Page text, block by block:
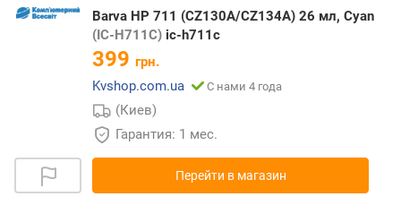
Barva HP 711 (CZ130A/CZ134A) 26 мл, Cyan
(IC-H711C) ic-h711c
399 грн.
Kvshop.com.ua
С нами 4 года
(Киев)
Гарантия: 1 мес.
Перейти в магазин